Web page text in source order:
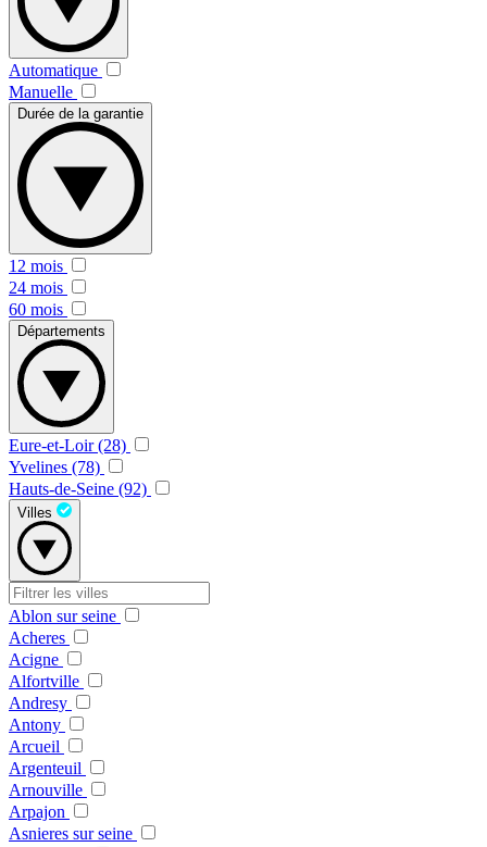
Automatique
Manuelle
Durée de la garantie
12 mois
24 mois
60 mois
Départements
Eure-et-Loir (28)
Yvelines (78)
Hauts-de-Seine (92)
Villes
Ablon sur seine
Acheres
Acigne
Alfortville
Andresy
Antony
Arcueil
Argenteuil
Arnouville
Arpajon
Asnieres sur seine